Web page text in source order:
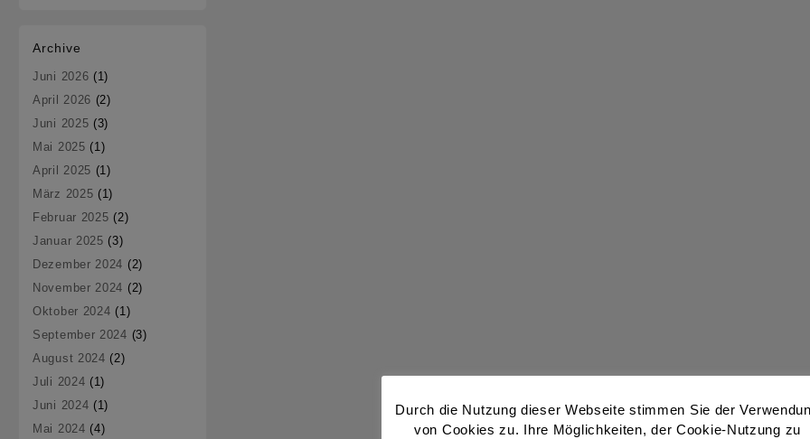
Archive
Juni 2026 (1)
April 2026 (2)
Juni 2025 (3)
Mai 2025 (1)
April 2025 (1)
März 2025 (1)
Februar 2025 (2)
Januar 2025 (3)
Dezember 2024 (2)
November 2024 (2)
Oktober 2024 (1)
September 2024 (3)
August 2024 (2)
Juli 2024 (1)
Juni 2024 (1)
Mai 2024 (4)
Durch die Nutzung dieser Webseite stimmen Sie der
von Cookies zu. Ihre Möglichkeiten, der Cookie-Nutzung zu